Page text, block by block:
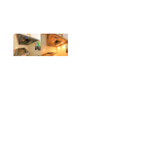
チレス水栓にDIY
で交換